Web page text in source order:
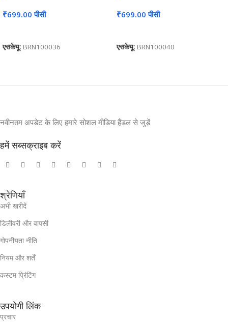
₹699.00 पीसी
एसकेयू: BRN100036
₹699.00 पीसी
एसकेयू: BRN100040
नवीनतम अपडेट के लिए हमारे सोशल मीडिया हैंडल से जुड़ें
हमें सब्सक्राइब करें
श्रेणियाँ
अभी खरीदें
डिलीवरी और वापसी
गोपनीयता नीति
नियम और शर्तें
कस्टम प्रिंटिंग
उपयोगी लिंक
प्रचार